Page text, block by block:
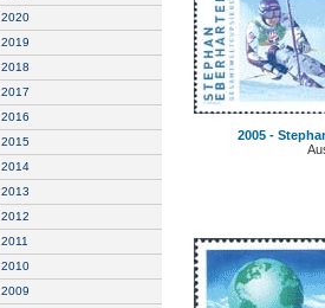
2020
2019
2018
2017
2016
2015
2014
2013
2012
2011
2010
2009
2005 -